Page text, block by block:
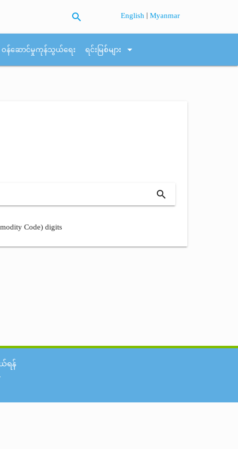
search English |Myanmar
ဝန်ဆောင်မှုကုန်သွယ်ရေး ရင်းမြစ်များ arrow_drop_down
search
Code) digits
ရန်